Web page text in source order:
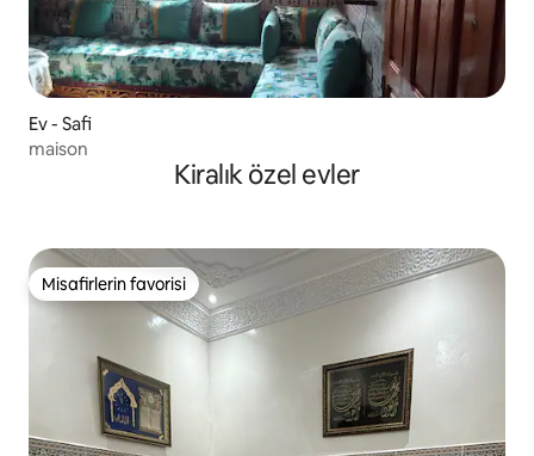
Ev - Safi
maison
Kiralık özel evler
Misafirlerin favorisi
Misafirlerin favorisi